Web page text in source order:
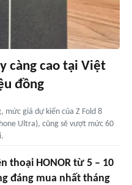
càng cao tại Việt
đồng
mức giá dự kiến của Z Fold 8
Ultra), cũng sẽ vượt mức 60
thoại HONOR từ 5 – 10
đáng mua nhất tháng